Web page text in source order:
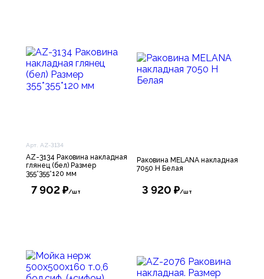
Арт. AZ-3134
AZ-3134 Раковина накладная
глянец (бел) Размер
355*355*120 мм
7 902 ₽/шт
Раковина MELANA накладная
7050 H Белая
3 920 ₽/шт